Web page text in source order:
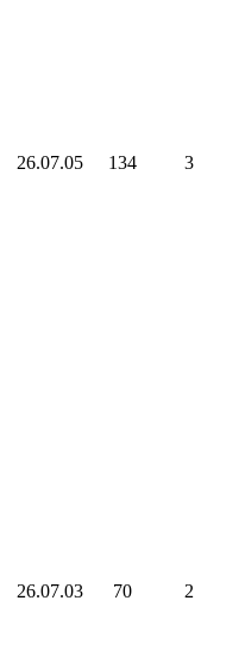
26.07.05 134 3
26.07.03 70 2